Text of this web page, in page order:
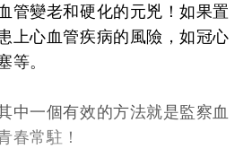
管變老和硬化的元兇！如果置
上心血管疾病的風險，如冠心
等。
中一個有效的方法就是監察血
春常駐！